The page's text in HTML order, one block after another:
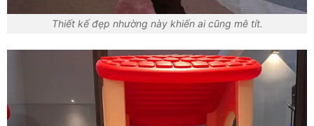
Thiết kế đẹp nhường này khiến ai cũng mê tít.